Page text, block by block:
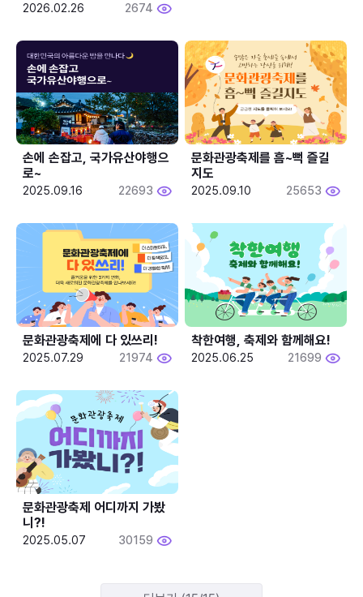
2026.02.26 2674
손에 손잡고, 국가유산야행으
로~
2025.09.16 22693
문화관광축제를 흠~뻑 즐길
지도
2025.09.10 25653
문화관광축제에 다 있쓰리!
2025.07.29 21974
착한여행, 축제와 함께해요!
2025.06.25 21699
문화관광축제 어디까지 가봤
니?!
2025.05.07 30159